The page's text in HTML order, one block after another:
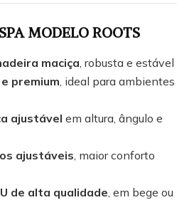
MODELO ROOTS
maciça , robusta e estável
premium , ideal para ambientes
ajustável em altura, ângulo e
ajustáveis , maior conforto
de alta qualidade , em bege ou